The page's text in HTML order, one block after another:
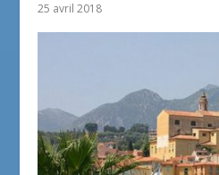
25 avril 2018